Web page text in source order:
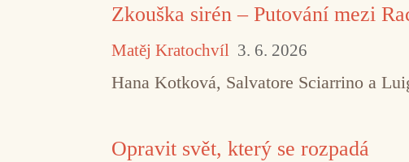
Zkouška sirén – Putování mezi
Matěj Kratochvíl 3. 6. 2026
Hana Kotková, Salvatore Sciarrino a
Opravit svět, který se rozpadá